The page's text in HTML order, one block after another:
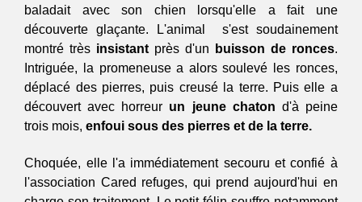
baladait avec son chien lorsqu'elle a fait une
découverte glaçante. L'animal  s'est soudainement
montré très insistant près d'un buisson de ronces.
Intriguée, la promeneuse a alors soulevé les ronces,
déplacé des pierres, puis creusé la terre. Puis elle a
découvert avec horreur un jeune chaton d'à peine
trois mois, enfoui sous des pierres et de la terre.
Choquée, elle l'a immédiatement secouru et confié à
l'association Cared refuges, qui prend aujourd'hui en